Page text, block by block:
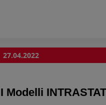
27.04.2022
I Modelli